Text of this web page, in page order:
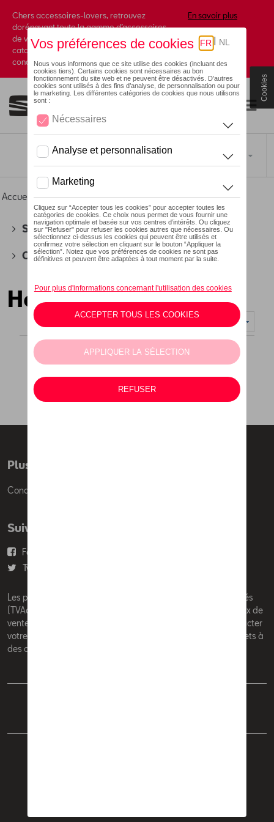
Chers accessoires-lovers, retrouvez
dorénavant toute la gamme d’accessoires
de votre marque préférée sous forme de
catalogue à commander auprès de votre
concessionaire.
En savoir plus
Accueil >Pour vous >Lunettes de soleil > Hommes
SEAT(178)
CUPRA(201)
Hommes
Plus d'informations
Conditions de vente
Suivez nous
Facebook
Twitter
Les prix affichés sur le présent site sont des prix recommandés
(TVAc), hors éventuels frais de montage. Pour connaitre le prix de
vente actuel et les éventuels frais de montage, veuillez contacter
votre concessionnaire/agent. Les prix recommandés sont sujets à
des changements sans préavis.
Cookies